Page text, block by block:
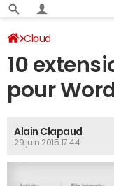
Cloud
10
pour
Alain Clapaud
29 juin 2015 17:44